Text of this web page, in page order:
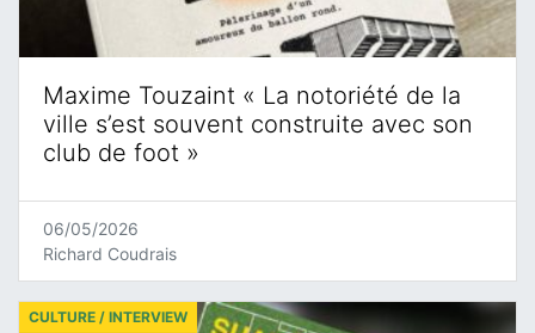
Maxime Touzaint « La notoriété de la
ville s’est souvent construite avec son
club de foot »
06/05/2026
Richard Coudrais
CULTURE / INTERVIEW